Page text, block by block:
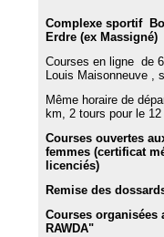
Complexe sportif
Erdre (ex Massigné)
Courses en ligne de
Louis Maisonneuve ,
Même horaire de
km, 2 tours pour le
Courses ouvertes
femmes (certificat
licenciés)
Remise des
Courses
RAWDA"